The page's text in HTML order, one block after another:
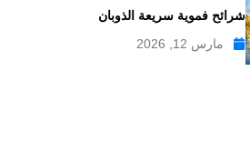
شرائح فموية سريعة الذوبان
مارس 12, 2026